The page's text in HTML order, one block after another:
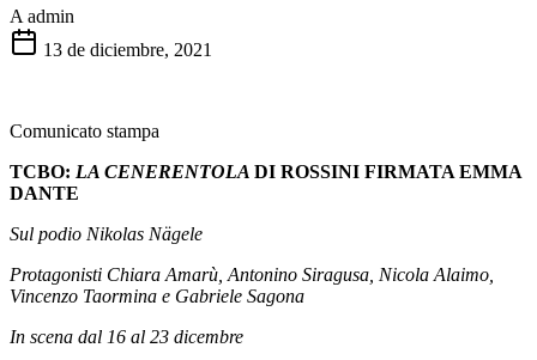
A admin
13 de diciembre, 2021
Comunicato stampa
TCBO: LA CENERENTOLA DI ROSSINI FIRMATA EMMA
DANTE
Sul podio Nikolas Nägele
Protagonisti Chiara Amarù, Antonino Siragusa, Nicola Alaimo,
Vincenzo Taormina e Gabriele Sagona
In scena dal 16 al 23 dicembre